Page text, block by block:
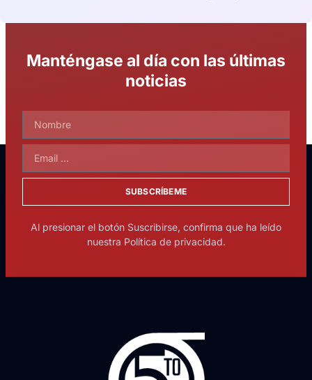
Manténgase al día con las últimas
noticias
SUBSCRÍBEME
Al presionar el botón Suscribirse, confirma que ha leído
nuestra Política de privacidad.